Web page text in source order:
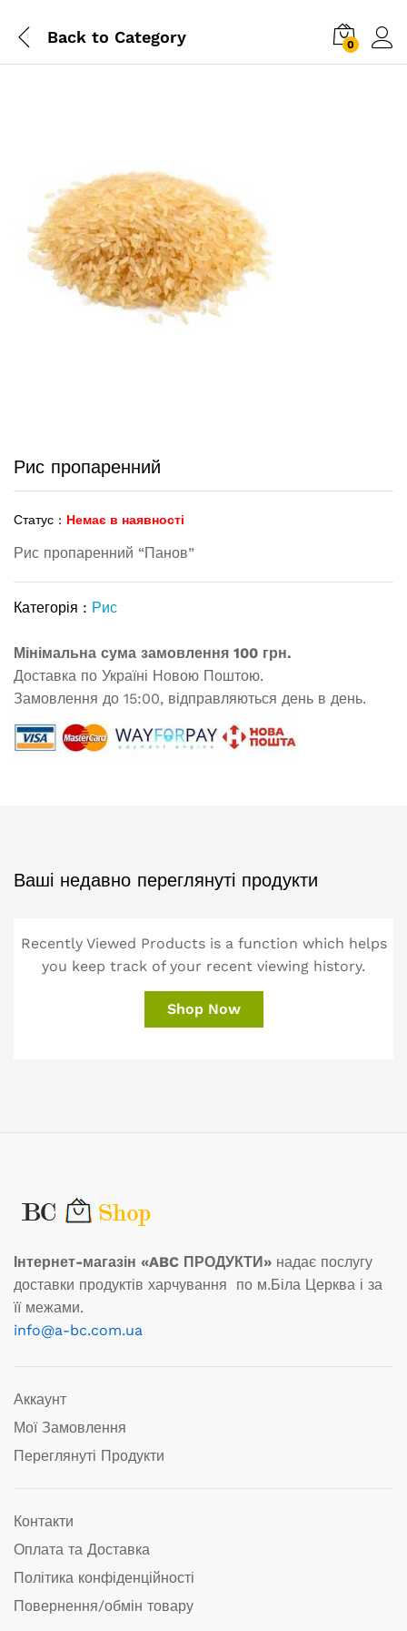
Back to Category 0
Рис пропаренний
Статус : Немає в наявності
Рис пропаренний “Панов”
Категорія : Рис
Мінімальна сума замовлення 100 грн.
Доставка по Україні Новою Поштою.
Замовлення до 15:00, відправляються день в день.
Ваші недавно переглянуті продукти
Recently Viewed Products is a function which helps
you keep track of your recent viewing history.
Shop Now
Інтернет-магазін «ABC ПРОДУКТИ» надає послугу
доставки продуктів харчування по м.Біла Церква і за
її межами.
info@a-bc.com.ua
Аккаунт
Мої Замовлення
Переглянуті Продукти
Контакти
Оплата та Доставка
Політика конфіденційності
Повернення/обмін товару